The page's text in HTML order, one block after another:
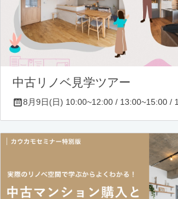
中古リノベ見学ツアー
8月9日(日) 10:00~12:00 / 13:00~15:00 /